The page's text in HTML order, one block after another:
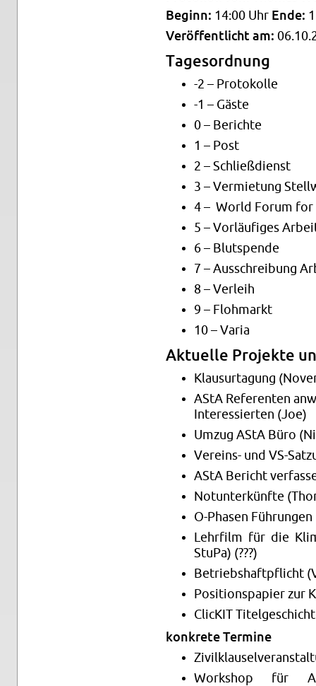
Be­ginn: 14:00 Uhr Ende:
Ver­öf­fent­licht am:
Ta­ges­ord­nung
-2 – Pro­to­kol­le
-1 – Gäste
0 – Be­rich­te
1 – Post
2 – Schließ­dienst
3 – Ver­mie­tung
4 – World Forum for
5 – Vor­läu­fi­ges
6 – Blut­spen­de
7 – Aus­schrei­bung
8 – Ver­leih
9 – Floh­markt
10 – Varia
Ak­tu­el­le Pro­jek­te
Klau­sur­ta­gung
AStA Re­fe­ren­ten
In­ter­es­sier­ten (Joe)
Umzug AStA Büro
Ver­eins- und VS-
AStA Be­richt
Not­un­ter­künf­te
O-Pha­sen
Lehr­film für die
StuPa) (???)
Be­triebs­haft­pflicht
Po­si­ti­ons­pa­pier zur
Cli­cKIT
kon­kre­te Ter­mi­ne
Work­shop für